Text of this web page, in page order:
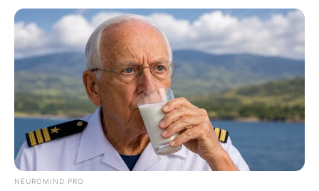
The Real Reason Steve Carell Left 'The Office'
BRAINBERRIES
NEUROMIND PRO